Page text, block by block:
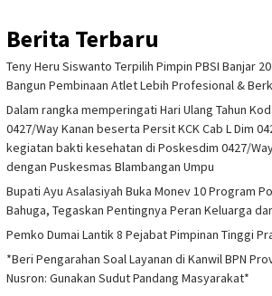
Berita Terbaru
Teny Heru Siswanto Terpilih Pimpin PBSI Banjar
Bangun Pembinaan Atlet Lebih Profesional &
Dalam rangka memperingati Hari Ulang Tahun
0427/Way Kanan beserta Persit KCK Cab L Dim
kegiatan bakti kesehatan di Poskesdim 0427/
dengan Puskesmas Blambangan Umpu
Bupati Ayu Asalasiyah Buka Monev 10 Program
Bahuga, Tegaskan Pentingnya Peran Keluarga
Pemko Dumai Lantik 8 Pejabat Pimpinan Tinggi
*Beri Pengarahan Soal Layanan di Kanwil BPN
Nusron: Gunakan Sudut Pandang Masyarakat*